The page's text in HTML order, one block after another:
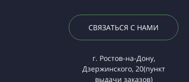
СВЯЗАТЬСЯ С НАМИ
г. Ростов-на-Дону,
Дзержинского, 20(пункт
выдачи заказов)